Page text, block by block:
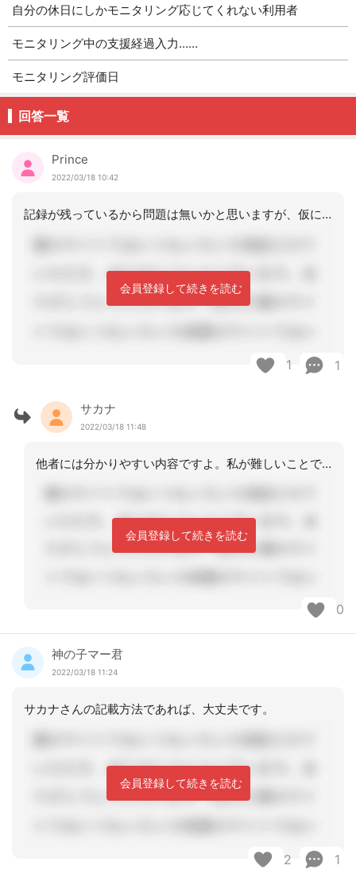
自分の休日にしかモニタリング応じてくれない利用者
モニタリング中の支援経過入力……
モニタリング評価日
回答一覧
Prince
2022/03/18 10:42
記録が残っているから問題は無いかと思いますが、仮にサカナさんが退職etc．で担当
会員登録して続きを読む
1 1
サカナ
2022/03/18 11:48
他者には分かりやすい内容ですよ。私が難しいことできませんから。ありがとうございま
会員登録して続きを読む
0
神の子マー君
2022/03/18 11:24
サカナさんの記載方法であれば、大丈夫です。
会員登録して続きを読む
2 1